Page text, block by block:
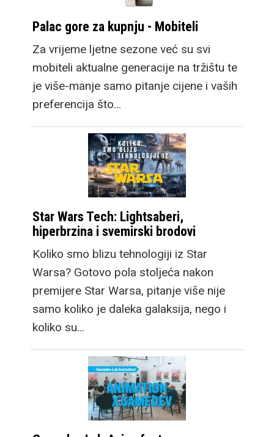
Palac gore za kupnju - Mobiteli
Za vrijeme ljetne sezone već su svi
mobiteli aktualne generacije na tržištu te
je više-manje samo pitanje cijene i vaših
preferencija što…
Star Wars Tech: Lightsaberi,
hiperbrzina i svemirski brodovi
Koliko smo blizu tehnologiji iz Star
Warsa? Gotovo pola stoljeća nakon
premijere Star Warsa, pitanje više nije
samo koliko je daleka galaksija, nego i
koliko su…